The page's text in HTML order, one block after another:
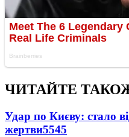
ЧИТАЙТЕ
Удар по Києву: стало
жертви5545